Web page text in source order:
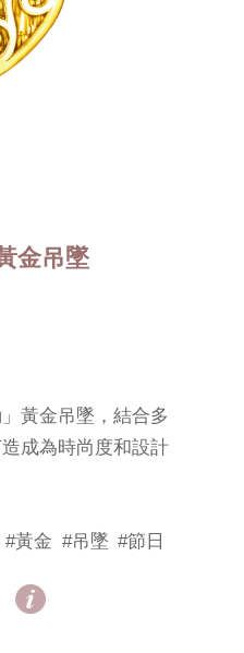
金吊墜
黃金吊墜，結合多
成為時尚度和設計
#黃金 #吊墜 #節日
